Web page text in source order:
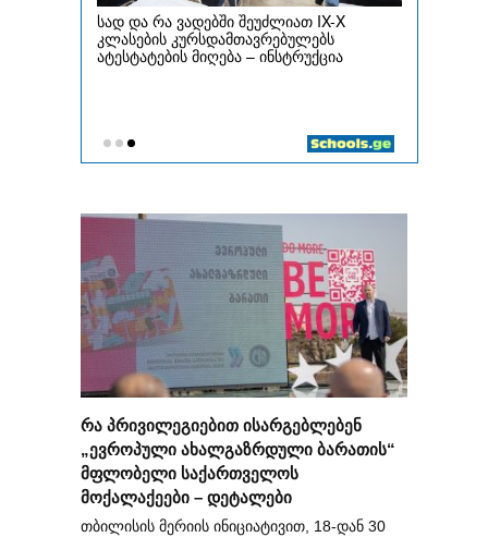
რა პრივილეგიებით ისარგებლებენ
„ევროპული ახალგაზრდული ბარათის“
მფლობელი საქართველოს
მოქალაქეები – დეტალები
თბილისის მერიის ინიციატივით, 18-დან 30